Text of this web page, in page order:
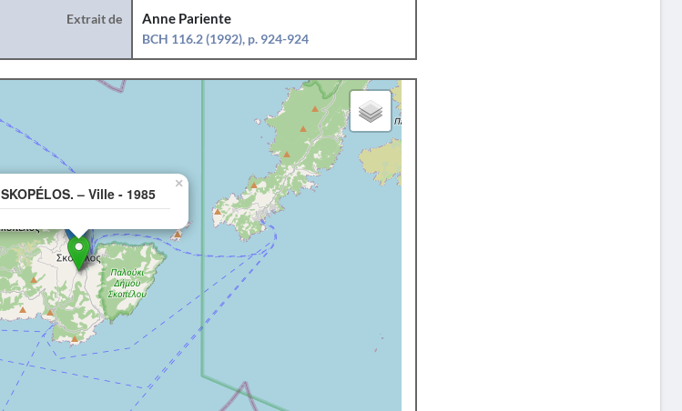
Extrait de
Anne Pariente
BCH 116.2 (1992), p. 924-924
SKOPÉLOS. – Ville - 1985
×